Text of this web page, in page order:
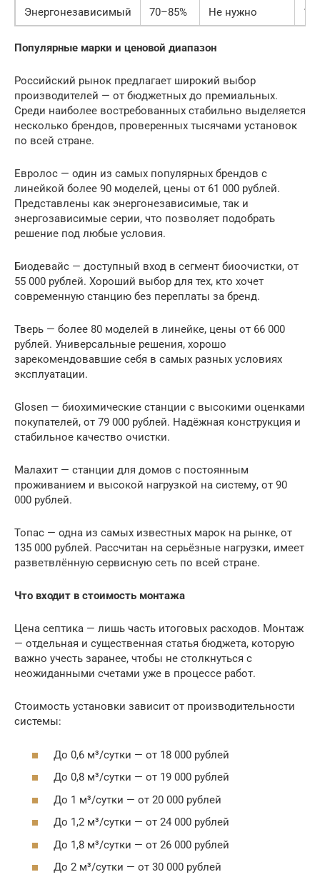
Энергонезависимый
70–85% Не нужно 1
Популярные марки и ценовой диапазон
Российский рынок предлагает широкий выбор
производителей — от бюджетных до премиальных.
Среди наиболее востребованных стабильно выделяется
несколько брендов, проверенных тысячами установок
по всей стране.
Евролос — один из самых популярных брендов с
линейкой более 90 моделей, цены от 61 000 рублей.
Представлены как энергонезависимые, так и
энергозависимые серии, что позволяет подобрать
решение под любые условия.
Биодевайс — доступный вход в сегмент биоочистки, от
55 000 рублей. Хороший выбор для тех, кто хочет
современную станцию без переплаты за бренд.
Тверь — более 80 моделей в линейке, цены от 66 000
рублей. Универсальные решения, хорошо
зарекомендовавшие себя в самых разных условиях
эксплуатации.
Glosen — биохимические станции с высокими оценками
покупателей, от 79 000 рублей. Надёжная конструкция и
стабильное качество очистки.
Малахит — станции для домов с постоянным
проживанием и высокой нагрузкой на систему, от 90
000 рублей.
Топас — одна из самых известных марок на рынке, от
135 000 рублей. Рассчитан на серьёзные нагрузки, имеет
разветвлённую сервисную сеть по всей стране.
Что входит в стоимость монтажа
Цена септика — лишь часть итоговых расходов. Монтаж
— отдельная и существенная статья бюджета, которую
важно учесть заранее, чтобы не столкнуться с
неожиданными счетами уже в процессе работ.
Стоимость установки зависит от производительности
системы:
До 0,6 м³/сутки — от 18 000 рублей
До 0,8 м³/сутки — от 19 000 рублей
До 1 м³/сутки — от 20 000 рублей
До 1,2 м³/сутки — от 24 000 рублей
До 1,8 м³/сутки — от 26 000 рублей
До 2 м³/сутки — от 30 000 рублей